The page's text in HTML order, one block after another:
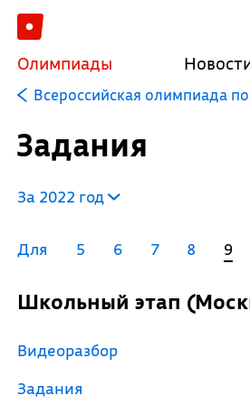
Олимпиады
Всероссийская олимпиада
Задания
За 2022 год
Для 5 6 7 8 9
Школьный этап (
Видеоразбор
Задания